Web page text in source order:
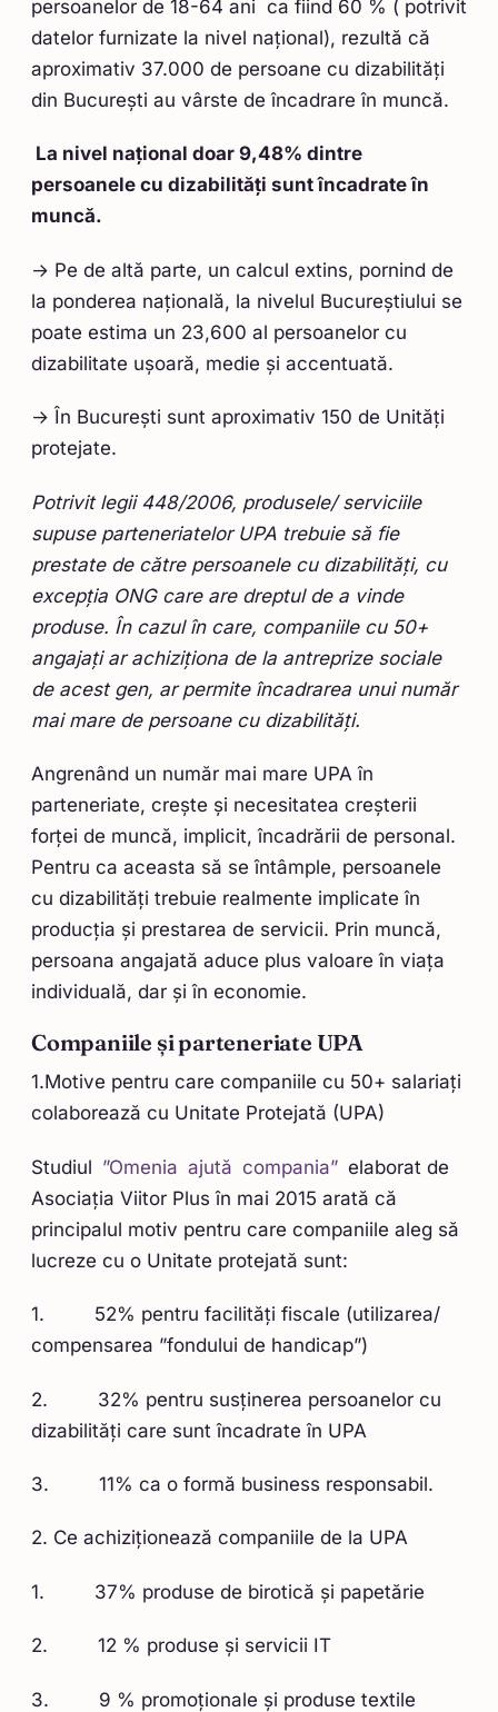
persoanelor de 18-64 ani ca fiind 60 % ( potrivit
datelor furnizate la nivel național), rezultă că
aproximativ 37.000 de persoane cu dizabilități
din București au vârste de încadrare în muncă.
La nivel național doar 9,48% dintre
persoanele cu dizabilități sunt încadrate în
muncă.
→ Pe de altă parte, un calcul extins, pornind de
la ponderea națională, la nivelul Bucureștiului se
poate estima un 23,600 al persoanelor cu
dizabilitate ușoară, medie și accentuată.
→ În București sunt aproximativ 150 de Unități
protejate.
Potrivit legii 448/2006, produsele/ serviciile
supuse parteneriatelor UPA trebuie să fie
prestate de către persoanele cu dizabilități, cu
excepția ONG care are dreptul de a vinde
produse. În cazul în care, companiile cu 50+
angajați ar achiziționa de la antreprize sociale
de acest gen, ar permite încadrarea unui număr
mai mare de persoane cu dizabilități.
Angrenând un număr mai mare UPA în
parteneriate, crește și necesitatea creșterii
forței de muncă, implicit, încadrării de personal.
Pentru ca aceasta să se întâmple, persoanele
cu dizabilități trebuie realmente implicate în
producția și prestarea de servicii. Prin muncă,
persoana angajată aduce plus valoare în viața
individuală, dar și în economie.
Companiile și parteneriate UPA
1.Motive pentru care companiile cu 50+ salariați
colaborează cu Unitate Protejată (UPA)
Studiul ”Omenia ajută compania” elaborat de
Asociația Viitor Plus în mai 2015 arată că
principalul motiv pentru care companiile aleg să
lucreze cu o Unitate protejată sunt:
1. 52% pentru facilități fiscale (utilizarea/
compensarea ”fondului de handicap”)
2. 32% pentru susținerea persoanelor cu
dizabilități care sunt încadrate în UPA
3. 11% ca o formă business responsabil.
2. Ce achiziționează companiile de la UPA
1. 37% produse de birotică și papetărie
2. 12 % produse și servicii IT
3. 9 % promoționale și produse textile